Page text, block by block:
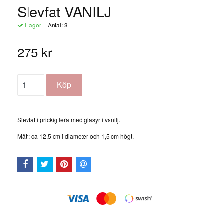
Slevfat VANILJ
I lager Antal:3
275 kr
Slevfat i prickig lera med glasyr i vanilj.
Mått: ca 12,5 cm i diameter och 1,5 cm högt.